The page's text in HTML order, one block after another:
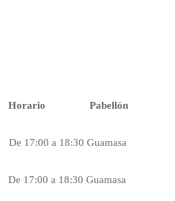
Horario Pabellón
De 17:00 a 18:30 Guamasa
De 17:00 a 18:30 Guamasa